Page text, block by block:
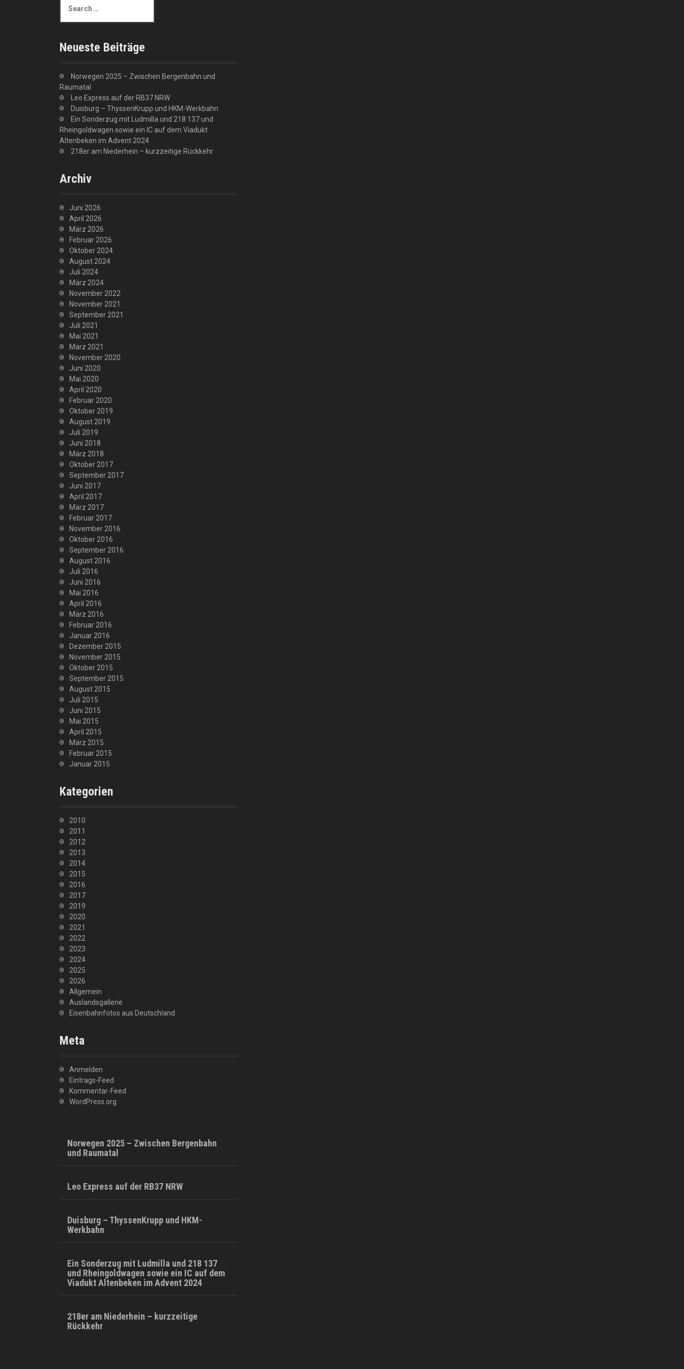
a
c
h
f
o
r
:
Neueste Beiträge
Norwegen 2025 – Zwischen Bergenbahn und
Raumatal
Leo Express auf der RB37 NRW
Duisburg – ThyssenKrupp und HKM-Werkbahn
Ein Sonderzug mit Ludmilla und 218 137 und
Rheingoldwagen sowie ein IC auf dem Viadukt
Altenbeken im Advent 2024
218er am Niederhein – kurzzeitige Rückkehr
Archiv
Juni 2026
April 2026
März 2026
Februar 2026
Oktober 2024
August 2024
Juli 2024
März 2024
November 2022
November 2021
September 2021
Juli 2021
Mai 2021
März 2021
November 2020
Juni 2020
Mai 2020
April 2020
Februar 2020
Oktober 2019
August 2019
Juli 2019
Juni 2018
März 2018
Oktober 2017
September 2017
Juni 2017
April 2017
März 2017
Februar 2017
November 2016
Oktober 2016
September 2016
August 2016
Juli 2016
Juni 2016
Mai 2016
April 2016
März 2016
Februar 2016
Januar 2016
Dezember 2015
November 2015
Oktober 2015
September 2015
August 2015
Juli 2015
Juni 2015
Mai 2015
April 2015
März 2015
Februar 2015
Januar 2015
Kategorien
2010
2011
2012
2013
2014
2015
2016
2017
2019
2020
2021
2022
2023
2024
2025
2026
Allgemein
Auslandsgallerie
Eisenbahnfotos aus Deutschland
Meta
Anmelden
Eintrags-Feed
Kommentar-Feed
WordPress.org
Norwegen 2025 – Zwischen Bergenbahn
und Raumatal
Leo Express auf der RB37 NRW
Duisburg – ThyssenKrupp und HKM-
Werkbahn
Ein Sonderzug mit Ludmilla und 218 137
und Rheingoldwagen sowie ein IC auf dem
Viadukt Altenbeken im Advent 2024
218er am Niederhein – kurzzeitige
Rückkehr